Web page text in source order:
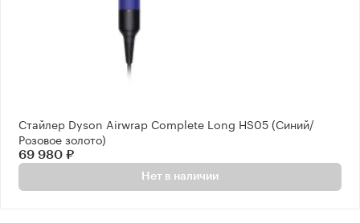
Стайлер Dyson Airwrap Complete Long HS05 (Синий/
Розовое золото)
69 980 ₽
Нет в наличии